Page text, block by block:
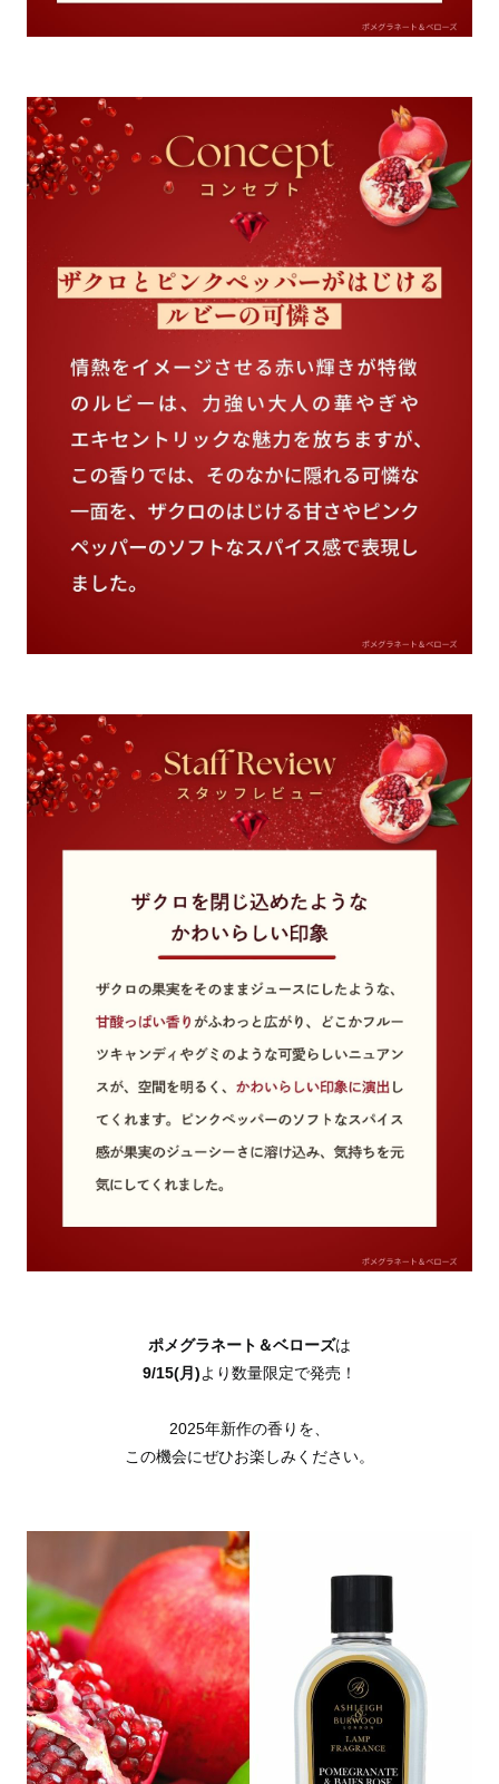
ポメグラネート＆ベローズは
9/15(月)より数量限定で発売！
2025年新作の香りを、
この機会にぜひお楽しみください。